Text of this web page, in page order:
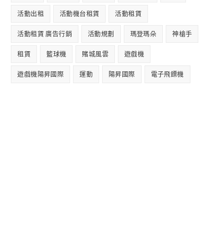
活動出租 活動機台租賃 活動租賃
活動租賃 廣告行銷 活動規劃 瑪登瑪朵 神槍手
租賃 籃球機 賭城風雲 遊戲機
遊戲機陽昇國際 運動 陽昇國際 電子飛鏢機